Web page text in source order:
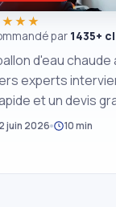
d'eau chaude
experts
et un devis
juin 2026 10 min
par 1435+